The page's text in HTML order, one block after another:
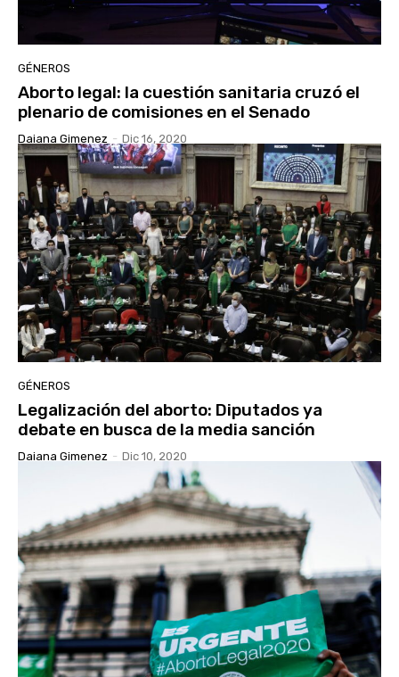
GÉNEROS
Aborto legal: la cuestión sanitaria cruzó el
plenario de comisiones en el Senado
Daiana Gimenez - Dic 16, 2020
GÉNEROS
Legalización del aborto: Diputados ya
debate en busca de la media sanción
Daiana Gimenez - Dic 10, 2020